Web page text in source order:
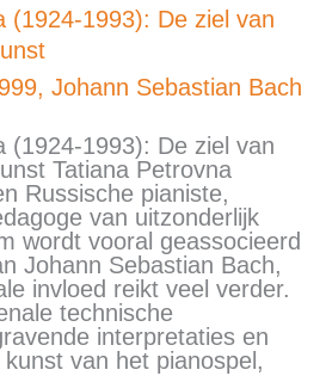
(1924-1993): De ziel van
, Johann Sebastian Bach
(1924-1993): De ziel van
Tatiana Petrovna
Russische pianiste,
van uitzonderlijk
wordt vooral geassocieerd
Johann Sebastian Bach,
invloed reikt veel verder.
technische
interpretaties en
van het pianospel,